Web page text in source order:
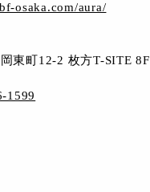
osaka.com/aura/
東町12-2 枚方T-SITE 8F
1599